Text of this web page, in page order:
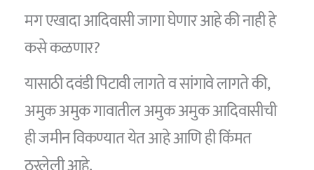
मग एखादा आदिवासी जागा घेणार आहे की नाही हे
कसे कळणार?
यासाठी दवंडी पिटावी लागते व सांगावे लागते की,
अमुक अमुक गावातील अमुक अमुक आदिवासीची
ही जमीन विकण्यात येत आहे आणि ही किंमत